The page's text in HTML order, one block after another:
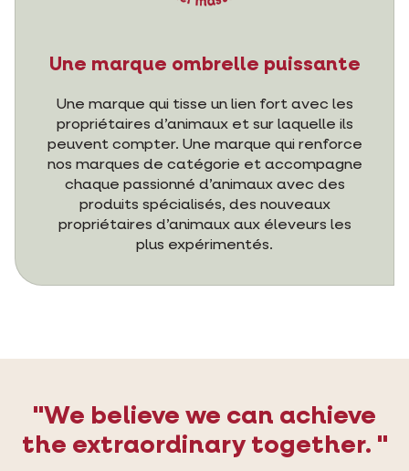
Une marque ombrelle puissante
Une marque qui tisse un lien fort avec les
propriétaires d’animaux et sur laquelle ils
peuvent compter. Une marque qui renforce
nos marques de catégorie et accompagne
chaque passionné d’animaux avec des
produits spécialisés, des nouveaux
propriétaires d’animaux aux éleveurs les
plus expérimentés.
"We believe we can achieve
the extraordinary together. "